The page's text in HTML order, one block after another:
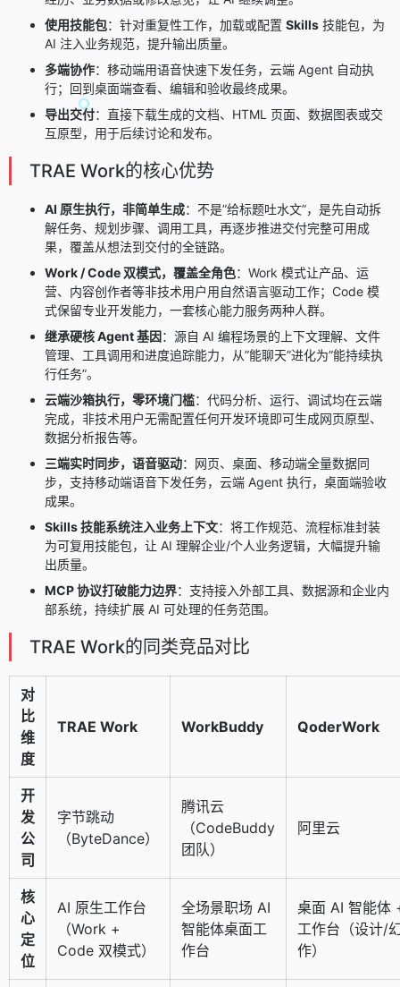
使用技能包：针对重复性工作，加载或配置 Skills 技能包，为
AI 注入业务规范，提升输出质量。
多端协作：移动端用语音快速下发任务，云端 Agent 自动执
行；回到桌面端查看、编辑和验收最终成果。
导出交付：直接下载生成的文档、HTML 页面、数据图表或交
互原型，用于后续讨论和发布。
TRAE Work的核心优势
AI 原生执行，非简单生成：不是”给标题吐水文”，是先自动拆
解任务、规划步骤、调用工具，再逐步推进交付完整可用成
果，覆盖从想法到交付的全链路。
Work / Code 双模式，覆盖全角色：Work 模式让产品、运
营、内容创作者等非技术用户用自然语言驱动工作；Code 模
式保留专业开发能力，一套核心能力服务两种人群。
继承硬核 Agent 基因：源自 AI 编程场景的上下文理解、文件
管理、工具调用和进度追踪能力，从”能聊天”进化为”能持续执
行任务”。
云端沙箱执行，零环境门槛：代码分析、运行、调试均在云端
完成，非技术用户无需配置任何开发环境即可生成网页原型、
数据分析报告等。
三端实时同步，语音驱动：网页、桌面、移动端全量数据同
步，支持移动端语音下发任务，云端 Agent 执行，桌面端验收
成果。
Skills 技能系统注入业务上下文：将工作规范、流程标准封装
为可复用技能包，让 AI 理解企业/个人业务逻辑，大幅提升输
出质量。
MCP 协议打破能力边界：支持接入外部工具、数据源和企业内
部系统，持续扩展 AI 可处理的任务范围。
TRAE Work的同类竞品对比
对
比
维
度
TRAE Work WorkBuddy QoderWork
开
发
公
司
字节跳动
（ByteDance）
腾讯云
（CodeBuddy
团队）
阿里云
核
心
定
位
AI 原生工作台
（Work +
Code 双模式）
全场景职场 AI
智能体桌面工
作台
桌面 AI 智能体
工作台（设计/
作）